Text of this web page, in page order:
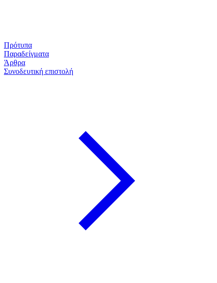
Πρότυπα
Παραδείγματα
Άρθρα
Συνοδευτική επιστολή